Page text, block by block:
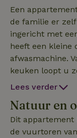
Een
de familie er
ingericht met
heeft een kleine
afwasmachine.
keuken loopt u
gezamenlijke
heeft een
voor de
terras van het
Lees verder
Natuur en
Dit appartement
de vuurtoren